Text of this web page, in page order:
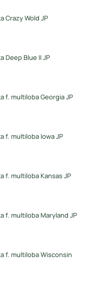
Crazy Wold JP
Deep Blue II JP
f. multiloba Georgia JP
f. multiloba Iowa JP
f. multiloba Kansas JP
f. multiloba Maryland JP
f. multiloba Wisconsin